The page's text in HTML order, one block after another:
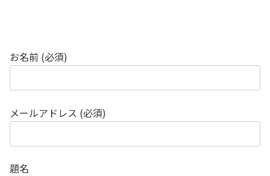
お名前 (必須)
メールアドレス (必須)
題名